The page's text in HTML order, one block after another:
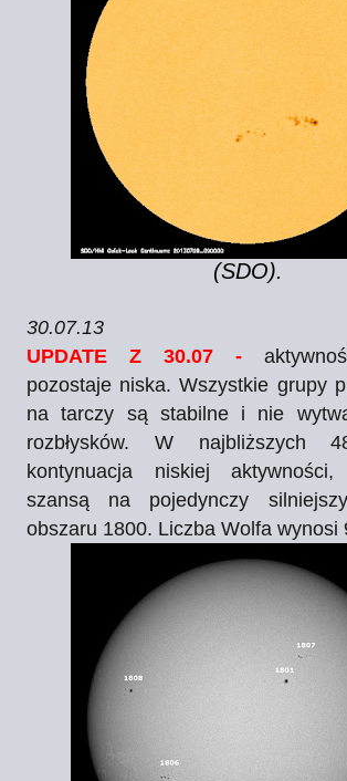
(SDO).
30.07.13
UPDATE Z 30.07 -
pozostaje niska. Wszystkie grupy
na tarczy są stabilne i nie
rozbłysków. W najbliższych
kontynuacja niskiej
szansą na pojedynczy
obszaru 1800. Liczba Wolfa wynosi